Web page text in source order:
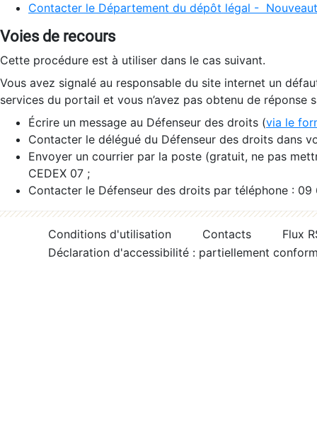
Contacter le Département du dépôt légal -
Voies de recours
Cette procédure est à utiliser dans le cas suivant.
Vous avez signalé au responsable du site internet un
services du portail et vous n’avez pas obtenu de réponse
Écrire un message au Défenseur des droits (via le
Contacter le délégué du Défenseur des droits dans
Envoyer un courrier par la poste (gratuit, ne pas
CEDEX 07 ;
Contacter le Défenseur des droits par téléphone :
Conditions d'utilisation Contacts
Flux
Déclaration d'accessibilité : partiellement